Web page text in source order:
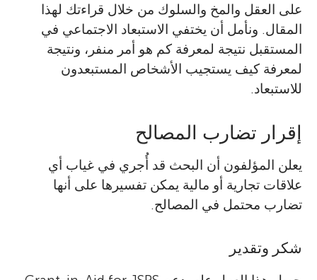
على العقل والمخ والسلوك من خلال قراءتك لهذا
المقال. ونأمل أن يختفي الاستبعاد الاجتماعي في
المستقبل نتيجة لمعرفة كم هو أمر منفر، ونتيجة
لمعرفة كيف يستجيب الأشخاص المستبعدون
للاستبعاد.
إقرار تضارب المصالح
يعلن المؤلفون أن البحث قد أُجري في غياب أي
علاقات تجارية أو مالية يمكن تفسيرها على أنها
تضارب محتمل في المصالح.
شكر وتقدير